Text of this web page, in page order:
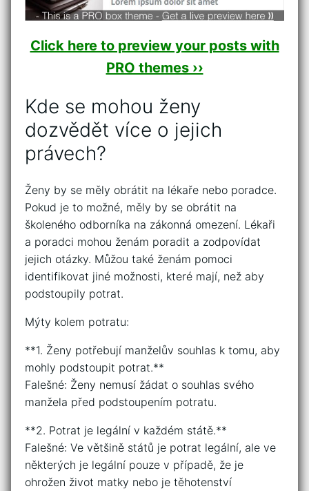
Click here to preview your posts with
PRO themes ››
Kde se mohou ženy
dozvědět více o jejich
právech?
Ženy by se měly obrátit na lékaře nebo poradce.
Pokud je to možné, měly by se obrátit na
školeného odborníka na zákonná omezení. Lékaři
a poradci mohou ženám poradit a zodpovídat
jejich otázky. Můžou také ženám pomoci
identifikovat jiné možnosti, které mají, než aby
podstoupily potrat.
Mýty kolem potratu:
**1. Ženy potřebují manželův souhlas k tomu, aby
mohly podstoupit potrat.**
Falešné: Ženy nemusí žádat o souhlas svého
manžela před podstoupením potratu.
**2. Potrat je legální v každém státě.**
Falešné: Ve většině států je potrat legální, ale ve
některých je legální pouze v případě, že je
ohrožen život matky nebo je těhotenství